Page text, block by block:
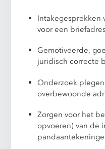
Intakegesprekken
voor een
Gemotiveerde,
juridisch correcte
Onderzoek
overbewoonde
Zorgen voor het
opvoeren) van de